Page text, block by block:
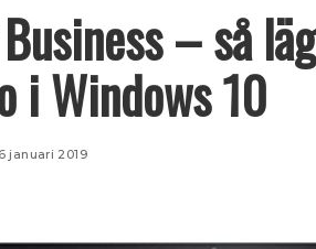
– så
i Windows 10
januari 2019